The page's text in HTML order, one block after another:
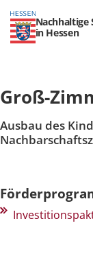
Nachhaltige
in Hessen
Groß-
Ausbau des